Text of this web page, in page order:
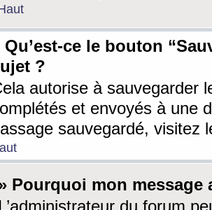
Qu’est-ce le bouton
?
autorise à sauvegarder
et envoyés à une
sauvegardé, visitez
Pourquoi mon message